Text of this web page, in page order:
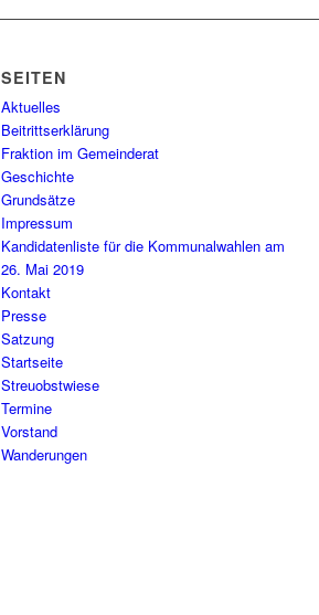
SEITEN
Aktuelles
Beitrittserklärung
Fraktion im Gemeinderat
Geschichte
Grundsätze
Impressum
Kandidatenliste für die Kommunalwahlen am
26. Mai 2019
Kontakt
Presse
Satzung
Startseite
Streuobstwiese
Termine
Vorstand
Wanderungen